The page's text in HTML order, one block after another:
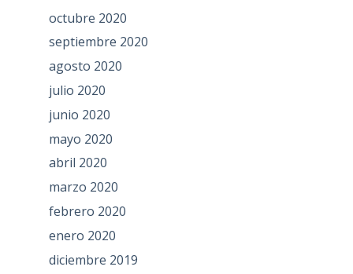
octubre 2020
septiembre 2020
agosto 2020
julio 2020
junio 2020
mayo 2020
abril 2020
marzo 2020
febrero 2020
enero 2020
diciembre 2019